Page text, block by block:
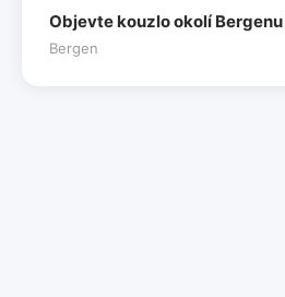
Objevte kouzlo okolí
Bergen